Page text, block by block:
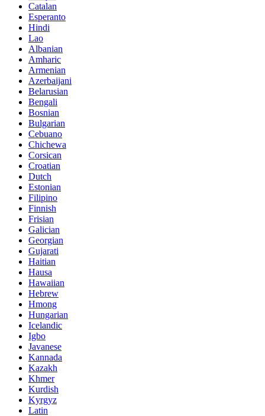
Catalan
Esperanto
Hindi
Lao
Albanian
Amharic
Armenian
Azerbaijani
Belarusian
Bengali
Bosnian
Bulgarian
Cebuano
Chichewa
Corsican
Croatian
Dutch
Estonian
Filipino
Finnish
Frisian
Galician
Georgian
Gujarati
Haitian
Hausa
Hawaiian
Hebrew
Hmong
Hungarian
Icelandic
Igbo
Javanese
Kannada
Kazakh
Khmer
Kurdish
Kyrgyz
Latin